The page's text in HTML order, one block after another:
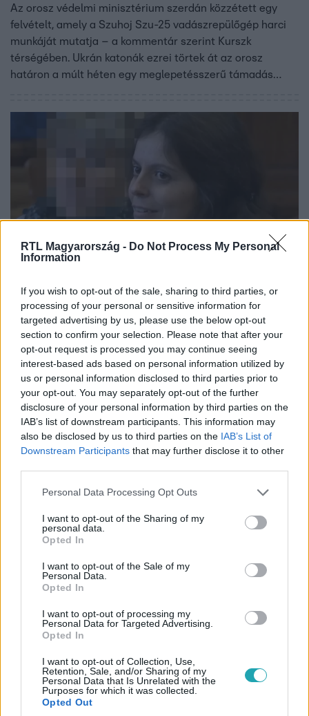
RTL Magyarország - Do Not Process My Personal
Information
If you wish to opt-out of the sale, sharing to third parties, or
processing of your personal or sensitive information for
targeted advertising by us, please use the below opt-out
section to confirm your selection. Please note that after your
opt-out request is processed you may continue seeing
interest-based ads based on personal information utilized by
us or personal information disclosed to third parties prior to
your opt-out. You may separately opt-out of the further
disclosure of your personal information by third parties on the
IAB’s list of downstream participants. This information may
also be disclosed by us to third parties on the IAB’s List of
Downstream Participants that may further disclose it to other
Please note that this website/app uses one or more Google
not limited to your visit or usage behaviour. You may click to
grant or deny consent to Google and its third-party tags to
use your data for below specified purposes in below Google
consent section.
Personal Data Processing Opt Outs
I want to opt-out of the Sharing of my
personal data.
Opted In
I want to opt-out of the Sale of my
Personal Data.
Opted In
I want to opt-out of processing my
Personal Data for Targeted Advertising.
Opted In
I want to opt-out of Collection, Use,
Retention, Sale, and/or Sharing of my
Personal Data that Is Unrelated with the
Purposes for which it was collected.
Opted Out
Az orosz védelmi minisztérium szerdán közzétett egy
felvételt, amely a Szuhoj Szu-25 vadászrepülőgép harci
munkáját mutatja – a kommentár szerint Kurszk
térségében. Ukrán katonák ezrei törtek át az orosz
határon a múlt héten egy meglepetésszerű támadás
Szükséges, hogy radikálisan harcoljunk – üzente
az EP-be jutott olasz antifa aktivista, aki
Magyarországon raboskodott
Ilaria Salis az elsőrendű vádlottja a külföldi aktivisták
ügyének, akik a szélsőjobb tavalyi túraünnepén
erőszakoskodtak.
Tudomány-Tech
Mesterséges intelligencia által irányított harci
robotokat tesztel a magyar hadsereg
Ezek a robotok felderítésre, sérültek szállítására és
aknakeresésre alkalmasak.